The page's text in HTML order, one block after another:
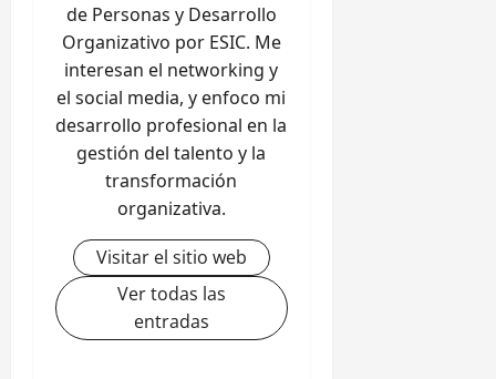
de Personas y Desarrollo
Organizativo por ESIC. Me
interesan el networking y
el social media, y enfoco mi
desarrollo profesional en la
gestión del talento y la
transformación
organizativa.
Visitar el sitio web
Ver todas las
entradas